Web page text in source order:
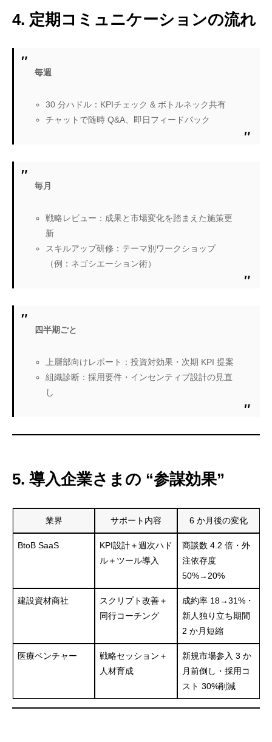
4. 定期コミュニケーションの流れ
毎週
30 分ハドル：KPIチェック & ボトルネック共有
チャットで随時 Q&A、即日フィードバック
毎月
戦略レビュー：成果と市場変化を踏まえた施策更
新
スキルアップ研修：テーマ別ワークショップ
（例：ネゴシエーション術）
四半期ごと
上層部向けレポート：投資対効果・次期 KPI 提案
組織診断：採用要件・インセンティブ設計の見直
し
5. 導入企業さまの “参謀効果”
業界 サポート内容 6 か月後の変化
BtoB SaaS
KPI設計＋週次ハド
ル＋ツール導入
商談数 4.2 倍・外
注依存度
50%→20%
建設資材商社
スクリプト改善＋
同行コーチング
成約率 18→31%・
新人独り立ち期間
2 か月短縮
医療ベンチャー
戦略セッション＋
人材育成
新規市場参入 3 か
月前倒し・採用コ
スト 30%削減